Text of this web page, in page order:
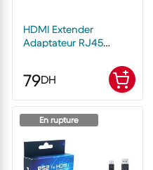
HDMI Extender
Adaptateur RJ45
79DH
En rupture